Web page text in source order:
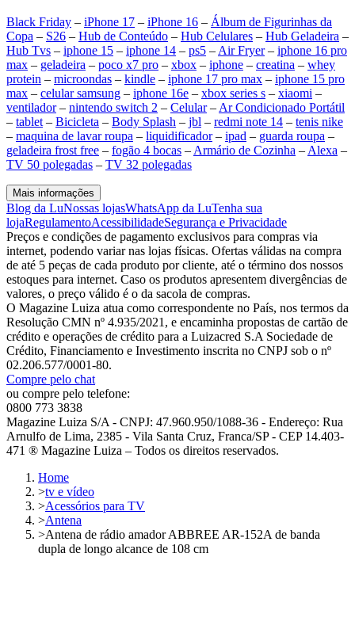
Black Friday – iPhone 17 – iPhone 16 – Álbum de Figurinhas da
Copa – S26 – Hub de Conteúdo – Hub Celulares – Hub Geladeira –
Hub Tvs – iphone 15 – iphone 14 – ps5 – Air Fryer– iphone 16 pro
max – geladeira – poco x7 pro – xbox – iphone – creatina – whey
protein – microondas – kindle – iphone 17 pro max – iphone 15 pro
max – celular samsung – iphone 16e – xbox series s – xiaomi –
ventilador– nintendo switch 2 – Celular– Ar Condicionado Portátil
– tablet – Bicicleta – Body Splash – jbl – redmi note 14 – tenis nike
– maquina de lavar roupa – liquidificador– ipad – guarda roupa –
geladeira frost free – fogão 4 bocas – Armário de Cozinha – Alexa –
TV 50 polegadas – TV 32 polegadas
Mais informações
Blog da LuNossas lojasWhatsApp da LuTenha sua
lojaRegulamentoAcessibilidadeSegurança e Privacidade
Preços e condições de pagamento exclusivos para compras via
internet, podendo variar nas lojas físicas. Ofertas válidas na compra
de até 5 peças de cada produto por cliente, até o término dos nossos
estoques para internet. Caso os produtos apresentem divergências de
valores, o preço válido é o da sacola de compras.
O Magazine Luiza atua como correspondente no País, nos termos da
Resolução CMN nº 4.935/2021, e encaminha propostas de cartão de
crédito e operações de crédito para a Luizacred S.A Sociedade de
Crédito, Financiamento e Investimento inscrita no CNPJ sob o nº
02.206.577/0001-80.
Compre pelo chat
ou compre pelo telefone:
0800 773 3838
Magazine Luiza S/A - CNPJ: 47.960.950/1088-36 - Endereço: Rua
Arnulfo de Lima, 2385 - Vila Santa Cruz, Franca/SP - CEP 14.403-
471 ® Magazine Luiza – Todos os direitos reservados.
Home
>tv e vídeo
>Acessórios para TV
>Antena
>Antena de rádio amador ABBREE AR-152A de banda
dupla de longo alcance de 108 cm